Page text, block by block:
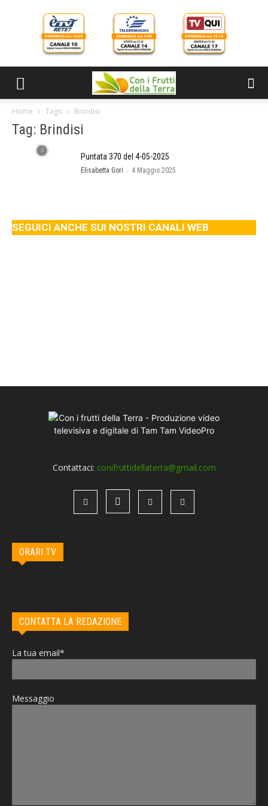
Home Tags Brindisi
Tag: Brindisi
Puntata 370 del 4-05-2025
Elisabetta Gori - 4 Maggio 2025
SEGUICI ANCHE SUI NOSTRI CANALI WEB
Contattaci: conifruttidellaterra@gmail.com
ORARI TV
CONTATTA LA REDAZIONE
La tua email*
Messaggio